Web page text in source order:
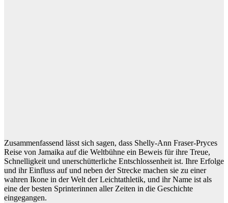
Zusammenfassend lässt sich sagen, dass Shelly-Ann Fraser-Pryces
Reise von Jamaika auf die Weltbühne ein Beweis für ihre Treue,
Schnelligkeit und unerschütterliche Entschlossenheit ist. Ihre Erfolge
und ihr Einfluss auf und neben der Strecke machen sie zu einer
wahren Ikone in der Welt der Leichtathletik, und ihr Name ist als
eine der besten Sprinterinnen aller Zeiten in die Geschichte
eingegangen.